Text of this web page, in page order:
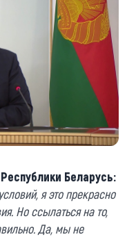
Беларусь:
я это прекрасно
Но ссылаться на то,
Да, мы не